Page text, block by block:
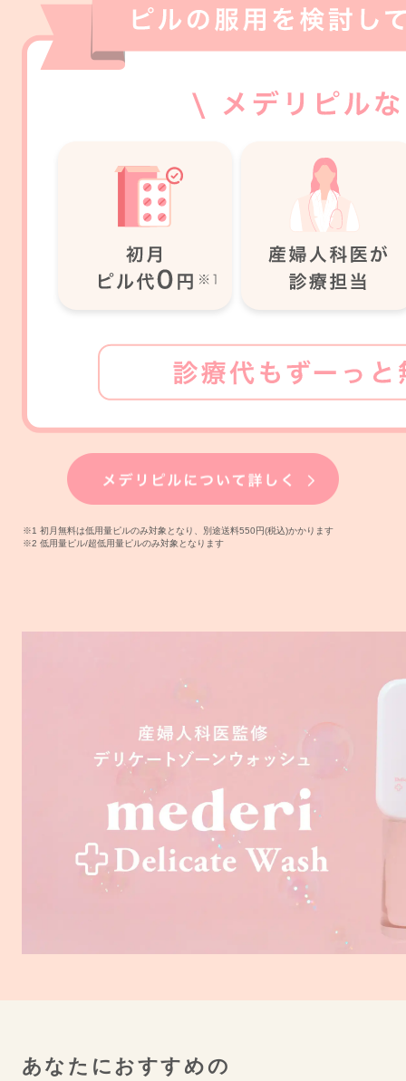
※1 初月無料は低用量ピルのみ対象となり、別途送料550円(税込)かかります
※2 低用量ピル/超低用量ピルのみ対象となります
あなたにおすすめの